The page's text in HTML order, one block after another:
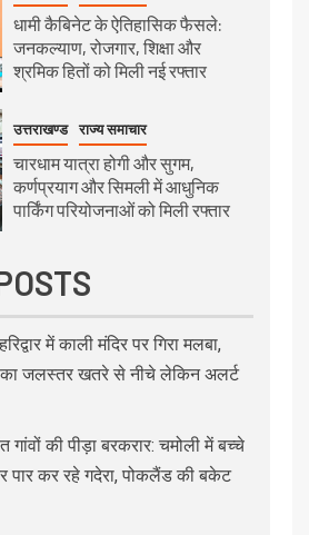
धामी कैबिनेट के ऐतिहासिक फैसले:
जनकल्याण, रोजगार, शिक्षा और
श्रमिक हितों को मिली नई रफ्तार
उत्तराखण्ड राज्य समाचार
चारधाम यात्रा होगी और सुगम,
कर्णप्रयाग और सिमली में आधुनिक
पार्किंग परियोजनाओं को मिली रफ्तार
में काली मंदिर पर गिरा मलबा,
जलस्तर खतरे से नीचे लेकिन अलर्ट
गांवों की पीड़ा बरकरार: चमोली में बच्चे
पार कर रहे गदेरा, पोकलैंड की बकेट